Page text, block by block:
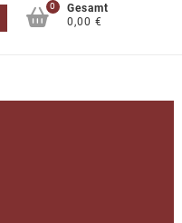
0
Gesamt
0,00 €